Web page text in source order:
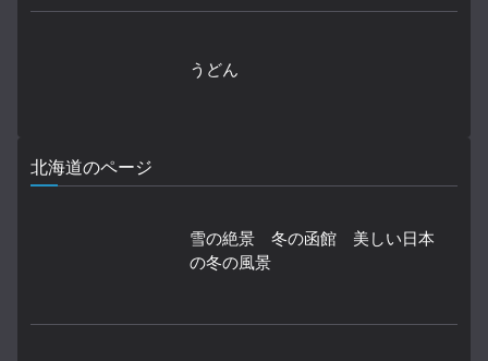
うどん
北海道のページ
雪の絶景 冬の函館 美しい日本
の冬の風景